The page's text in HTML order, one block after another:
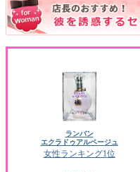
ランバン
エクラドゥアルページュ
女性ランキング1位